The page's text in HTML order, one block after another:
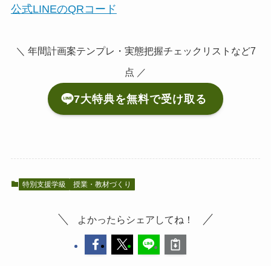
公式LINEのQRコード
＼ 年間計画案テンプレ・実態把握チェックリストなど7
点 ／
7大特典を無料で受け取る
特別支援学級 授業・教材づくり
よかったらシェアしてね！